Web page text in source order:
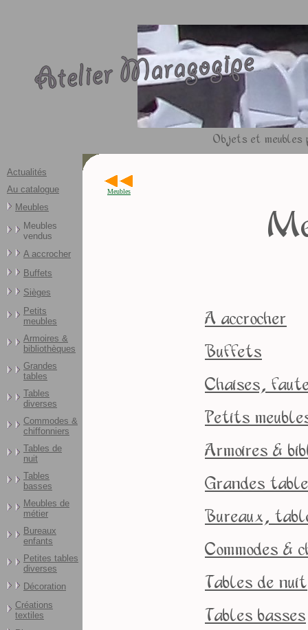
Objets et
Actualités
Au catalogue
Meubles
Meubles
vendus
A accrocher
Buffets
Sièges
Petits
meubles
Armoires &
bibliothèques
Grandes
tables
Tables
diverses
Commodes &
chiffonniers
Tables de
nuit
Tables
basses
Meubles de
métier
Bureaux
enfants
Petites tables
diverses
Décoration
Créations
textiles
Meubles
A accrocher
Buffets
Chaises,
Petits
Armoires &
Grandes
Bureaux,
Commodes &
Tables de nuit
Tables basses